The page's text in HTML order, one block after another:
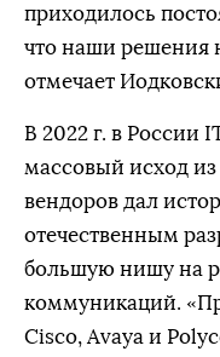
приходилось
что наши решения
отмечает
В 2022 г. в России
массовый исход
вендоров дал
отечественным
большую нишу на
коммуникаций.
Cisco, Avaya и